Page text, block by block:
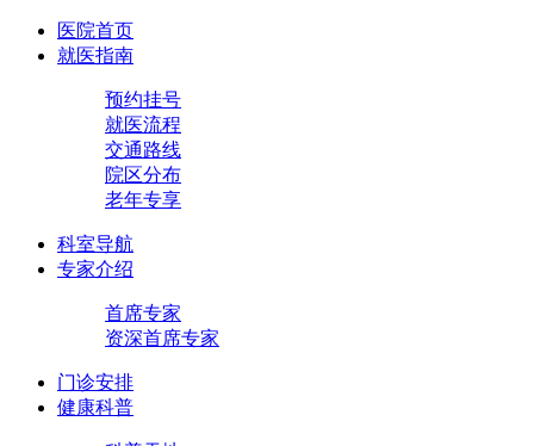
医院首页
就医指南
预约挂号
就医流程
交通路线
院区分布
老年专享
科室导航
专家介绍
首席专家
资深首席专家
门诊安排
健康科普